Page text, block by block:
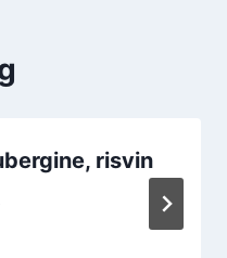
risvin